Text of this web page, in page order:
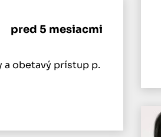
pred 5 mesiacmi
obetavý prístup p.